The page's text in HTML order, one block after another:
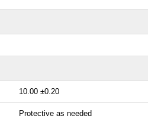
10.00 ±0.20
Protective as needed